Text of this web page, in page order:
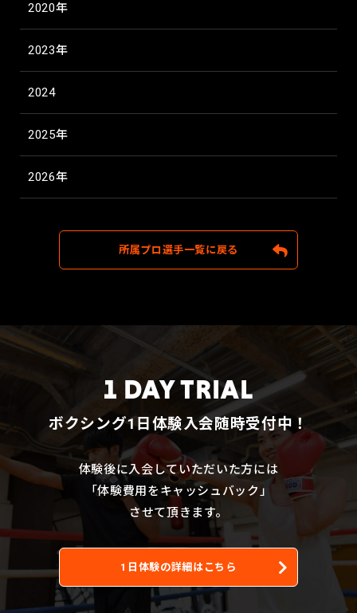
2020年
2023年
2024
2025年
2026年
所属プロ選手一覧に戻る
1 DAY TRIAL
ボクシング1日体験入会随時受付中！
体験後に入会していただいた方には
「体験費用をキャッシュバック」
させて頂きます。
1日体験の詳細はこちら